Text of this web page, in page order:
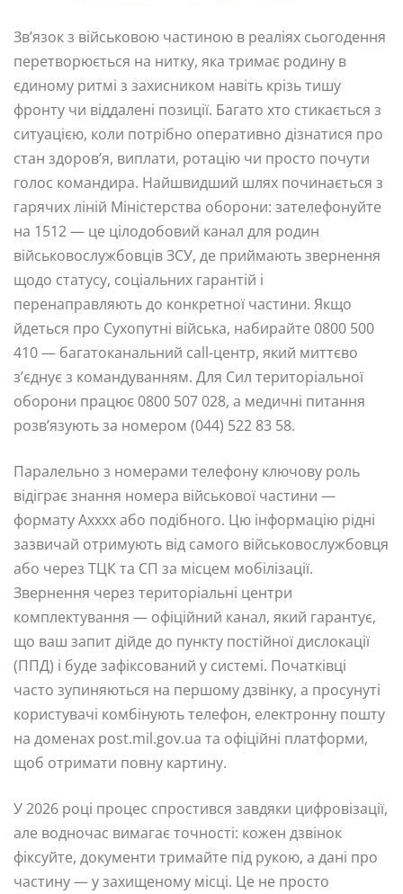
Зв’язок з військовою частиною в реаліях сьогодення
перетворюється на нитку, яка тримає родину в
єдиному ритмі з захисником навіть крізь тишу
фронту чи віддалені позиції. Багато хто стикається з
ситуацією, коли потрібно оперативно дізнатися про
стан здоров’я, виплати, ротацію чи просто почути
голос командира. Найшвидший шлях починається з
гарячих ліній Міністерства оборони: зателефонуйте
на 1512 — це цілодобовий канал для родин
військовослужбовців ЗСУ, де приймають звернення
щодо статусу, соціальних гарантій і
перенаправляють до конкретної частини. Якщо
йдеться про Сухопутні війська, набирайте 0800 500
410 — багатоканальний call-центр, який миттєво
з’єднує з командуванням. Для Сил територіальної
оборони працює 0800 507 028, а медичні питання
розв’язують за номером (044) 522 83 58.
Паралельно з номерами телефону ключову роль
відіграє знання номера військової частини —
формату Аxxxx або подібного. Цю інформацію рідні
зазвичай отримують від самого військовослужбовця
або через ТЦК та СП за місцем мобілізації.
Звернення через територіальні центри
комплектування — офіційний канал, який гарантує,
що ваш запит дійде до пункту постійної дислокації
(ППД) і буде зафіксований у системі. Початківці
часто зупиняються на першому дзвінку, а просунуті
користувачі комбінують телефон, електронну пошту
на доменах post.mil.gov.ua та офіційні платформи,
щоб отримати повну картину.
У 2026 році процес спростився завдяки цифровізації,
але водночас вимагає точності: кожен дзвінок
фіксуйте, документи тримайте під рукою, а дані про
частину — у захищеному місці. Це не просто